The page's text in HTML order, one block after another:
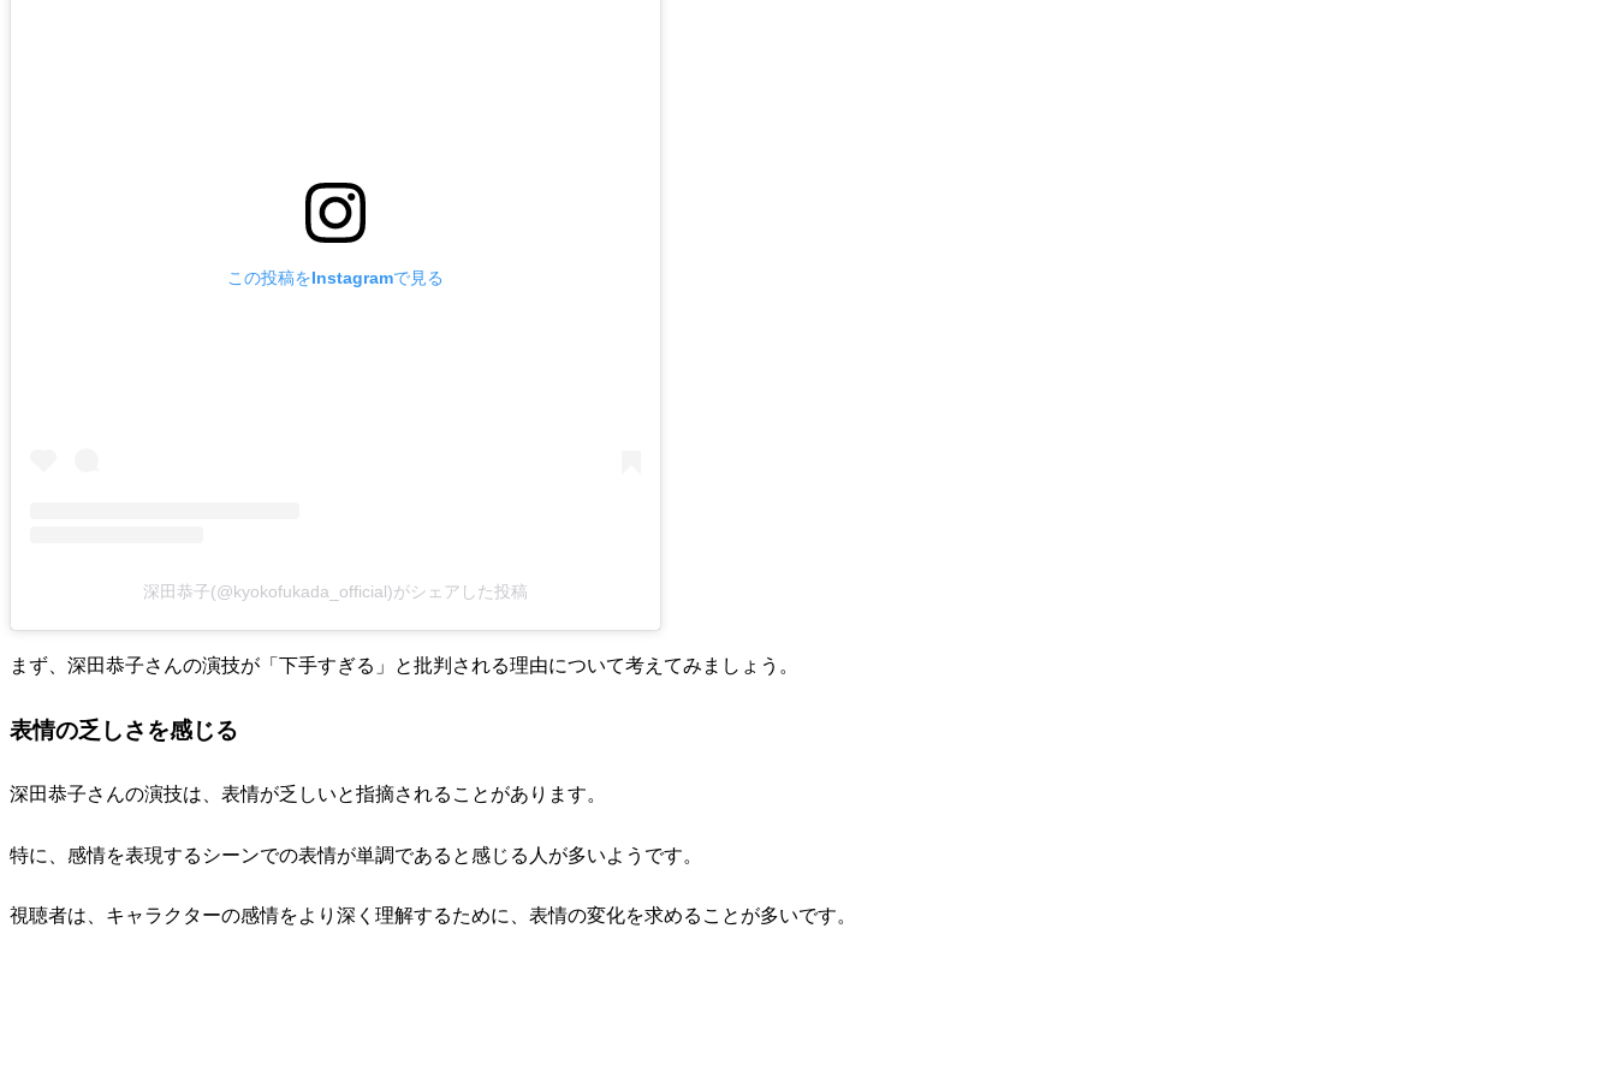
この投稿をInstagramで見る
深田恭子(@kyokofukada_official)がシェアした投稿
まず、深田恭子さんの演技が「下手すぎる」と批判される理由について考えてみましょう。
表情の乏しさを感じる
深田恭子さんの演技は、表情が乏しいと指摘されることがあります。
特に、感情を表現するシーンでの表情が単調であると感じる人が多いようです。
視聴者は、キャラクターの感情をより深く理解するために、表情の変化を求めることが多いです。